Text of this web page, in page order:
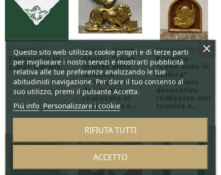
Campanil Lab
Fazzoletto in
punto Burano
Francesco Vittorelli
Alvise - "Leon
grando alato
andante"
ornamento
decorativo
realizzato in
cartapesta e...
Francesco Vittorelli
Barnaba -
"Leon alato in
moleca"
ornamento
Questo sito web utilizza cookie propri e di terze parti
per migliorare i nostri servizi e mostrarti pubblicità
relativa alle tue preferenze analizzando le tue
abitudinidi navigazione. Per dare il tuo consenso al
suo utilizzo, premi il pulsante Accetta.
Piú info Personalizzare i cookie
RIFIUTA TUTTI
ACCETTO